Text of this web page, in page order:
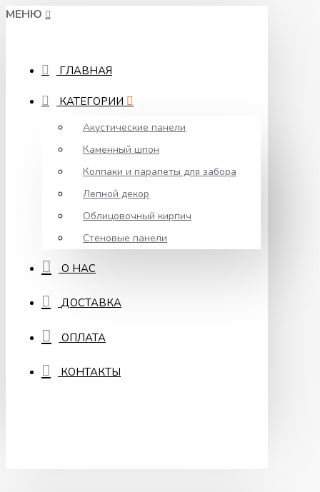
МЕНЮ
ГЛАВНАЯ
КАТЕГОРИИ
Акустические панели
Каменный шпон
Колпаки и парапеты для забора
Лепной декор
Облицовочный кирпич
Стеновые панели
О НАС
ДОСТАВКА
ОПЛАТА
КОНТАКТЫ